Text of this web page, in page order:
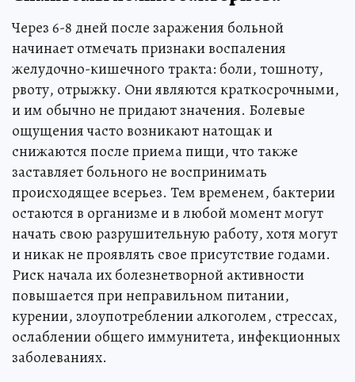
Через 6-8 дней после заражения больной
начинает отмечать признаки воспаления
желудочно-кишечного тракта: боли, тошноту,
рвоту, отрыжку. Они являются краткосрочными,
и им обычно не придают значения. Болевые
ощущения часто возникают натощак и
снижаются после приема пищи, что также
заставляет больного не воспринимать
происходящее всерьез. Тем временем, бактерии
остаются в организме и в любой момент могут
начать свою разрушительную работу, хотя могут
и никак не проявлять свое присутствие годами.
Риск начала их болезнетворной активности
повышается при неправильном питании,
курении, злоупотреблении алкоголем, стрессах,
ослаблении общего иммунитета, инфекционных
заболеваниях.